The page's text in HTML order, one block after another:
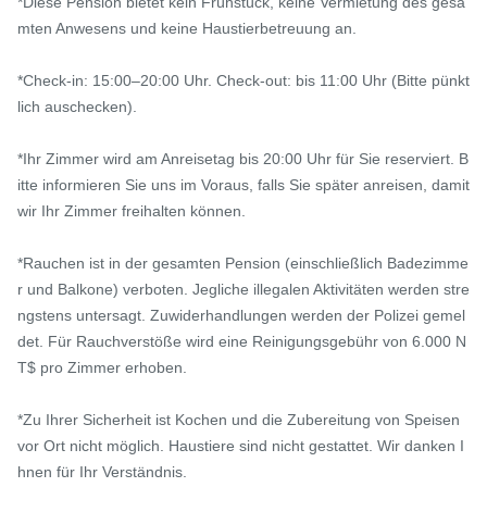
mten Anwesens und keine Haustierbetreuung an.
*Check-in: 15:00–20:00 Uhr. Check-out: bis 11:00 Uhr (Bitte pünkt
lich auschecken).
*Ihr Zimmer wird am Anreisetag bis 20:00 Uhr für Sie reserviert. B
itte informieren Sie uns im Voraus, falls Sie später anreisen, damit
wir Ihr Zimmer freihalten können.
*Rauchen ist in der gesamten Pension (einschließlich Badezimme
r und Balkone) verboten. Jegliche illegalen Aktivitäten werden stre
ngstens untersagt. Zuwiderhandlungen werden der Polizei gemel
det. Für Rauchverstöße wird eine Reinigungsgebühr von 6.000 N
T$ pro Zimmer erhoben.
*Zu Ihrer Sicherheit ist Kochen und die Zubereitung von Speisen
vor Ort nicht möglich. Haustiere sind nicht gestattet. Wir danken I
hnen für Ihr Verständnis.